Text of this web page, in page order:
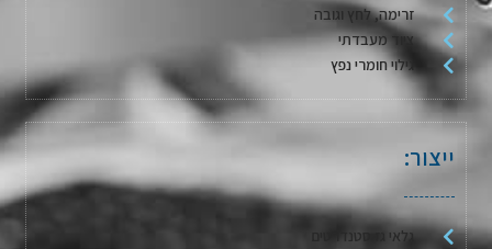
זרימה, לחץ וגובה
ציוד מעבדתי
גילוי חומרי נפץ
ייצור:
גלאי גז סטנדרטים